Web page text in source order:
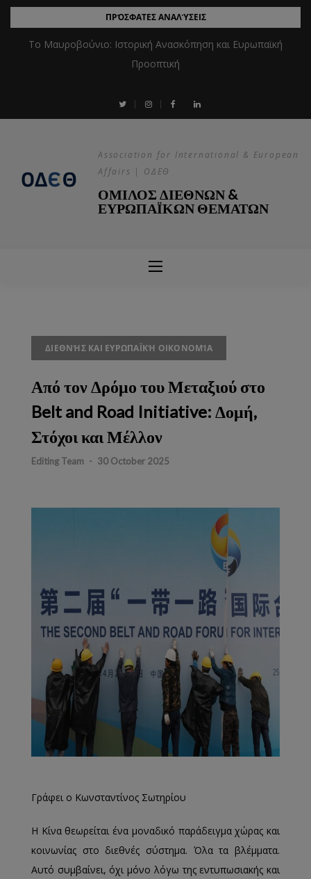
ΠΡΌΣΦΑΤΕΣ ΑΝΑΛΎΣΕΙΣ
Το Μαυροβούνιο: Ιστορική Ανασκόπηση και Ευρωπαϊκή
Προοπτική
Association for International & European
Affairs | ΟΔΕΘ
ΟΜΙΛΟΣ ΔΙΕΘΝΩΝ &
ΕΥΡΩΠΑΪΚΩΝ ΘΕΜΑΤΩΝ
ΔΙΕΘΝΉΣ ΚΑΙ ΕΥΡΩΠΑΪΚΉ ΟΙΚΟΝΟΜΊΑ
Από τον Δρόμο του Μεταξιού στο
Belt and Road Initiative: Δομή,
Στόχοι και Μέλλον
Editing Team - 30 October 2025
Γράφει ο Κωνσταντίνος Σωτηρίου
Η Κίνα θεωρείται ένα μοναδικό παράδειγμα χώρας και
κοινωνίας στο διεθνές σύστημα. Όλα τα βλέμματα.
Αυτό συμβαίνει, όχι μόνο λόγω της εντυπωσιακής και